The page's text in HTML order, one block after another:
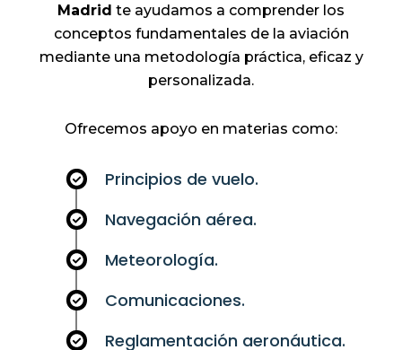
Madrid te ayudamos a comprender los
conceptos fundamentales de la aviación
mediante una metodología práctica, eficaz y
personalizada.
Ofrecemos apoyo en materias como:
Principios de vuelo.
Navegación aérea.
Meteorología.
Comunicaciones.
Reglamentación aeronáutica.